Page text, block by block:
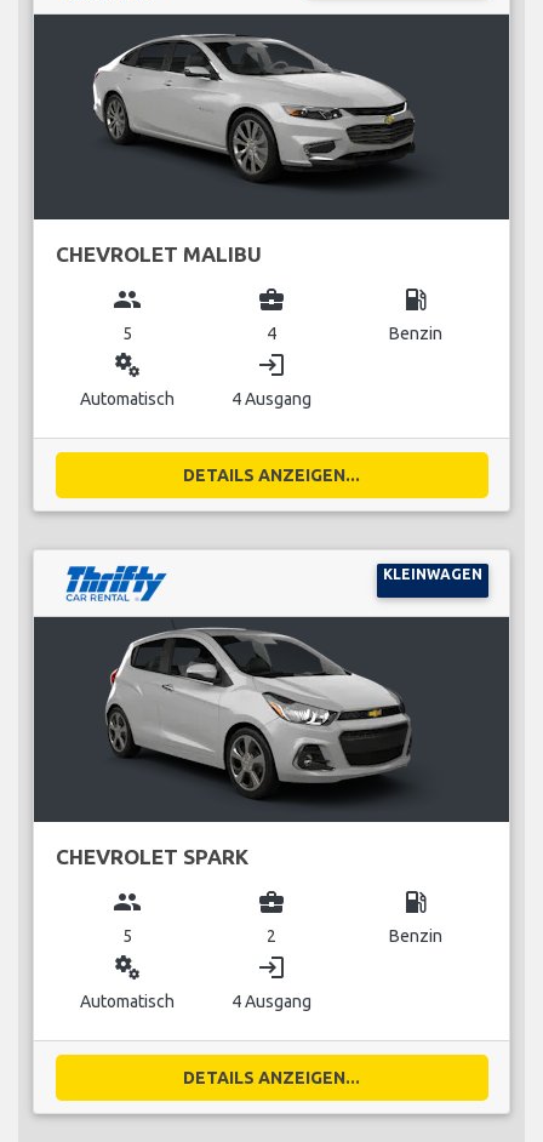
CHEVROLET MALIBU
group
5
business_center
4
local_gas_station
Benzin
miscellaneous_services
Automatisch
login
4 Ausgang
DETAILS ANZEIGEN...
KLEINWAGEN
CHEVROLET SPARK
group
5
business_center
2
local_gas_station
Benzin
miscellaneous_services
Automatisch
login
4 Ausgang
DETAILS ANZEIGEN...